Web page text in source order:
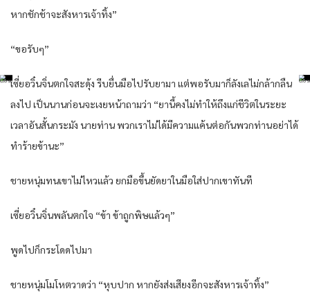
หากชักช้าจะสังหารเจ้าทิ้ง”
“ขอรับๆ”
เซี่ยอวิ๋นจิ่นตกใจสะดุ้ง รีบยื่นมือไปรับยามา แต่พอรับมาก็ลังเลไม่กล้ากลืน
ลงไป เป็นนานก่อนจะเงยหน้าถามว่า “ยานี้คงไม่ทำให้ถึงแก่ชีวิตในระยะ
เวลาอันสั้นกระมัง นายท่าน พวกเราไม่ได้มีความแค้นต่อกันพวกท่านอย่าได้
ทำร้ายข้านะ”
ชายหนุ่มทนเขาไม่ไหวแล้ว ยกมือขึ้นยัดยาในมือใส่ปากเขาทันที
เซี่ยอวิ๋นจิ่นพลันตกใจ “ข้า ข้าถูกพิษแล้วๆ”
พูดไปก็กระโดดไปมา
ชายหนุ่มโมโหตวาดว่า “หุบปาก หากยังส่งเสียงอีกจะสังหารเจ้าทิ้ง”